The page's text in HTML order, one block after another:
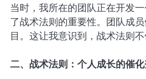
当时，我所在的团队正在开发
了战术法则的重要性。团队成
目。这让我意识到，战术法则
二、战术法则：个人成长的催化